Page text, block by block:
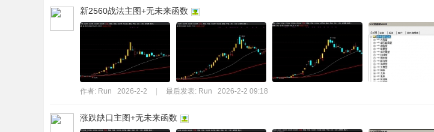
码
指
新2560战法主图+无未来函数
作者: Run 2026-2-2 最后发表: Run 2026-2-2 09:18
涨跌缺口主图+无未来函数